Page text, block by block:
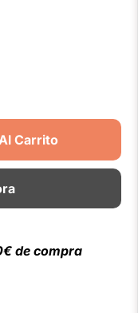
Carrito
de compra